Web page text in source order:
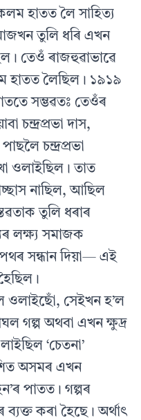
হাতত লৈ সাহিত্য
তুলি ধৰি এখন
তেওঁ ৰাজহুৱাভাৱে
হাতত লৈছিল। ১৯১৯
সম্ভৱতঃ তেওঁৰ
চন্দ্ৰপ্ৰভা দাস,
চন্দ্ৰপ্ৰভা
ওলাইছিল। তাত
নাছিল, আছিল
তুলি ধৰাৰ
লক্ষ্য সমাজক
সন্ধান দিয়া— এই
ওলাইছোঁ, সেইখন হ’ল
গল্প অথবা এখন ক্ষুদ্ৰ
‘চেতনা’
অসমৰ এখন
পাতত। গল্পৰ
ব্যক্ত কৰা হৈছে। অৰ্থাৎ